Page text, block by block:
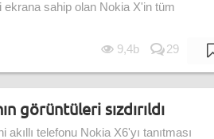
ekrana sahip olan Nokia X'in tüm
9,4b 29
görüntüleri sızdırıldı
telefonu Nokia X6'yı tanıtması